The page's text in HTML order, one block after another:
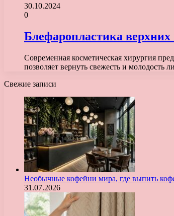
30.10.2024
0
Блефаропластика
Современная косметическая хирургия
позволяет вернуть свежесть и молодость
Свежие записи
Необычные кофейни мира, где выпить
31.07.2026